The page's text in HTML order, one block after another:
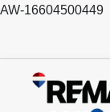
AW-16604500449